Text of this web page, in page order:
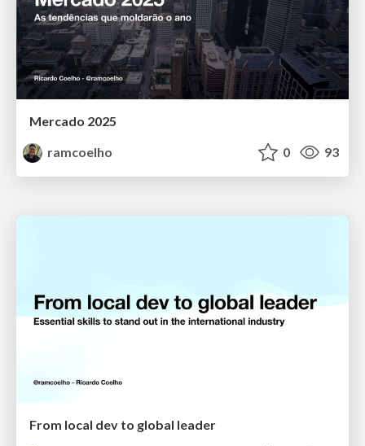
Mercado 2025
ramcoelho
0 93
From local dev to global leader